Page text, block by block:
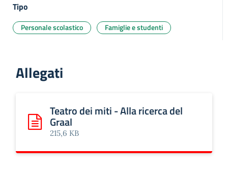
Tipo
Personale scolastico Famiglie e studenti
Allegati
Scarica: Teatro dei miti - Alla ricerca del Graal
Teatro dei miti - Alla ricerca del
Graal
215,6 KB